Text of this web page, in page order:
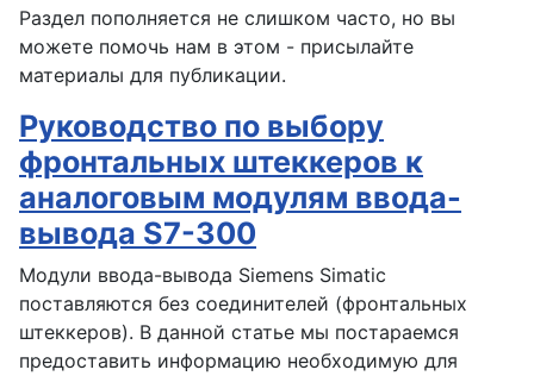
Раздел пополняется не слишком часто, но вы
можете помочь нам в этом - присылайте
материалы для публикации.
Руководство по выбору
фронтальных штеккеров к
аналоговым модулям ввода-
вывода S7-300
Модули ввода-вывода Siemens Simatic
поставляются без соединителей (фронтальных
штеккеров). В данной статье мы постараемся
предоставить информацию необходимую для